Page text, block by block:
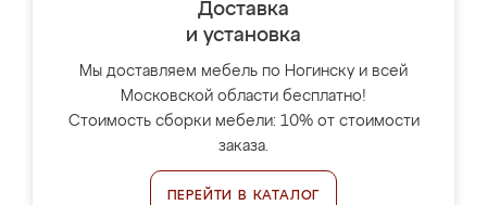
Доставка
и установка
Мы доставляем мебель по Ногинску и всей
Московской области бесплатно!
Стоимость сборки мебели: 10% от стоимости
заказа.
ПЕРЕЙТИ В КАТАЛОГ